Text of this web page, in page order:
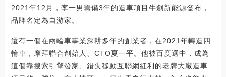
2021年12月，李一男籌備3年的造車項目牛創新能源發布，
品牌名定為自游家。
還有一個在兩輪車事業深耕多年的創業者，在2021年轉造四
輪車，摩拜聯合創始人、CTO夏一平。他被百度選中，成為
這個靠搜索引擎發家、錯失移動互聯網紅利的老牌大廠造車